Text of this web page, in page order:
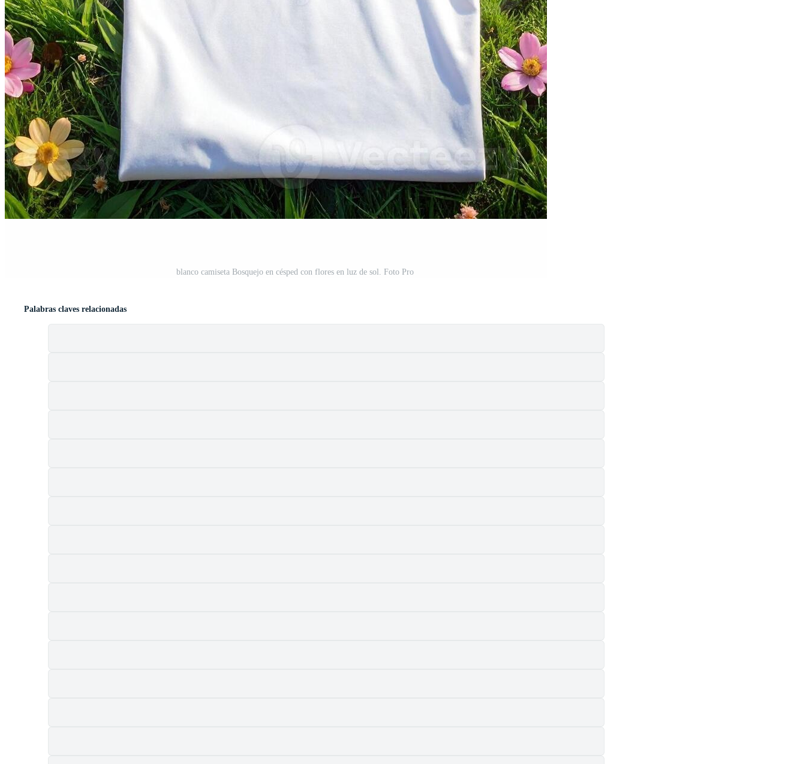
blanco camiseta Bosquejo en césped con flores en luz de sol. Foto Pro
Palabras claves relacionadas